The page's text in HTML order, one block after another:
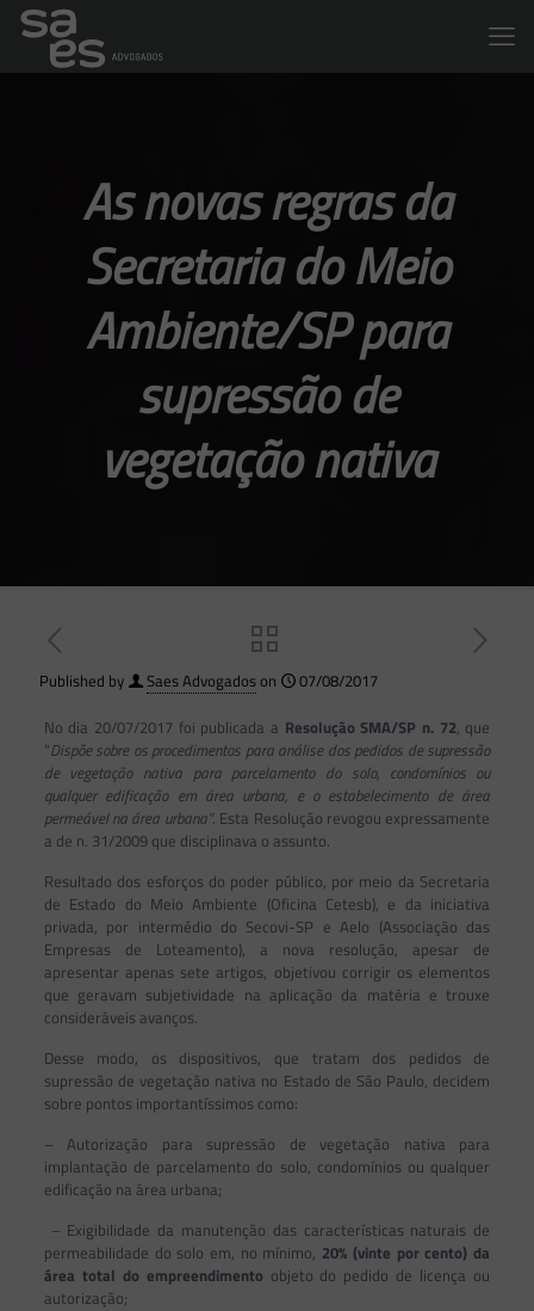
As novas regras da
Secretaria do Meio
Ambiente/SP para
supressão de
vegetação nativa
Published by Saes Advogadoson
07/08/2017
No dia 20/07/2017 foi publicada a Resolução SMA/SP n. 72, que
“Dispõe sobre os procedimentos para análise dos pedidos de supressão
de vegetação nativa para parcelamento do solo, condomínios ou
qualquer edificação em área urbana, e o estabelecimento de área
permeável na área urbana”. Esta Resolução revogou expressamente
a de n. 31/2009 que disciplinava o assunto.
Resultado dos esforços do poder público, por meio da Secretaria
de Estado do Meio Ambiente (Oficina Cetesb), e da iniciativa
privada, por intermédio do Secovi-SP e Aelo (Associação das
Empresas de Loteamento), a nova resolução, apesar de
apresentar apenas sete artigos, objetivou corrigir os elementos
que geravam subjetividade na aplicação da matéria e trouxe
consideráveis avanços.
Desse modo, os dispositivos, que tratam dos pedidos de
supressão de vegetação nativa no Estado de São Paulo, decidem
sobre pontos importantíssimos como:
– Autorização para supressão de vegetação nativa para
implantação de parcelamento do solo, condomínios ou qualquer
edificação na área urbana;
– Exigibilidade da manutenção das características naturais de
permeabilidade do solo em, no mínimo, 20% (vinte por cento) da
área total do empreendimento objeto do pedido de licença ou
autorização;